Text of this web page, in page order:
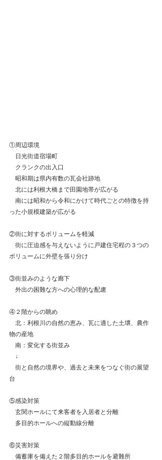
①周辺環境
日光街道宿場町
クランクの出入口
昭和期は県内有数の瓦会社跡地
北には利根大橋まで田園地帯が広がる
南には昭和から令和にかけて時代ごとの特徴を持
った小規模建築が広がる
②街に対するボリュームを軽減
街に圧迫感を与えないように戸建住宅程の３つの
ボリュームに外壁を張り分け
③街並みのような廊下
外出の困難な方への心理的な配慮
④２階からの眺め
北：利根川の自然の恵み、瓦に適した土壌、農作
物の産地
南：変化する街並み
↓
街と自然の境界や、過去と未来をつなぐ街の展望
台
⑤感染対策
玄関ホールにて来客者を入居者と分離
多目的ホールへの縦動線分離
⑥災害対策
備蓄庫を備えた２階多目的ホールを避難所